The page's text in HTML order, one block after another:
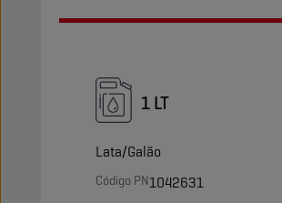
1 LT
Lata/Galão
Código PN1042631